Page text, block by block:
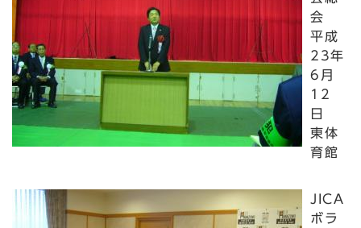
会
平成
23年
6月
12
日
東体
育館
JICA
ボラ